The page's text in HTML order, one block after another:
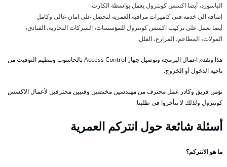
الباسورد، أيضا اكسس كونترول يعمل بواسطة الكارت.
إضافة الى خدمة فني كاميرات مراقبة العمرية لتحصل على امان عالي وكامل
أيضا نعمل على تركيب اكسس كونترول للمؤسسات، الشركات التجارية، الفنادق،
المولات، المطاعم، المزارع، الفلل.
هذا ونقدم اعمال البرمجة وتوصيل جهاز Access Control بالحاسوب وتنظيم التوقيت من
ناحية الدخول أو الخروج.
نؤمن فريق وكادر عمل محترف من مهندسين مختصين وفنيين محترفين لأعمال الاكسس
كونترول ولذلك لا تتأخروا في طلبنا.
أسئلة شائعة حول انتركم العمرية
ما هو الانتركم؟